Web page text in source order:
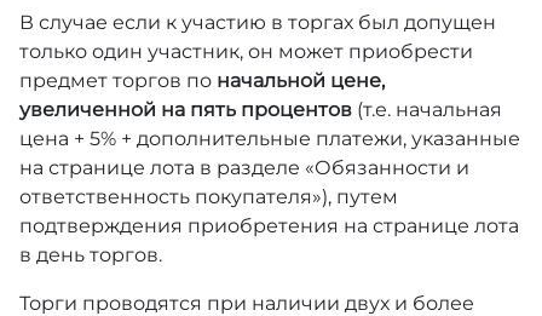
В случае если к участию в торгах был допущен
только один участник, он может приобрести
предмет торгов по начальной цене,
увеличенной на пять процентов (т.е. начальная
цена + 5% + дополнительные платежи, указанные
на странице лота в разделе «Обязанности и
ответственность покупателя»), путем
подтверждения приобретения на странице лота
в день торгов.
Торги проводятся при наличии двух и более